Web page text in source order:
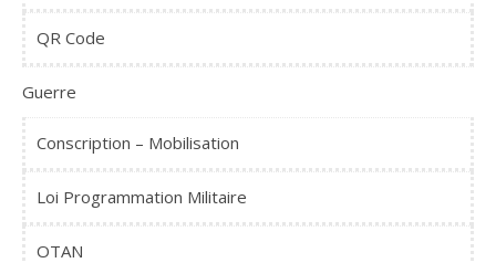
QR Code
Guerre
Conscription – Mobilisation
Loi Programmation Militaire
OTAN